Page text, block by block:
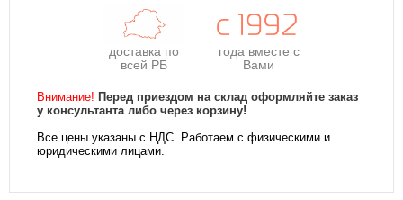
доставка по
всей РБ
года вместе с
Вами
Внимание! Перед приездом на склад оформляйте заказ
у консультанта либо через корзину!
Все цены указаны с НДС. Работаем с физическими и
юридическими лицами.